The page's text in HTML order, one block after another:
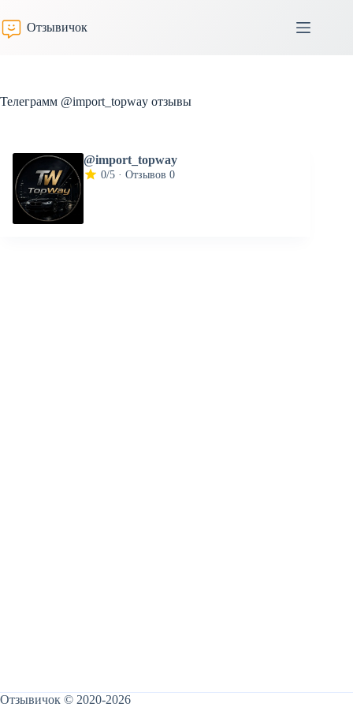
к
сути
Отзывичок
Телеграмм @import_topway отзывы
@import_topway
0/5 · Отзывов 0
Отзывичок © 2020-2026